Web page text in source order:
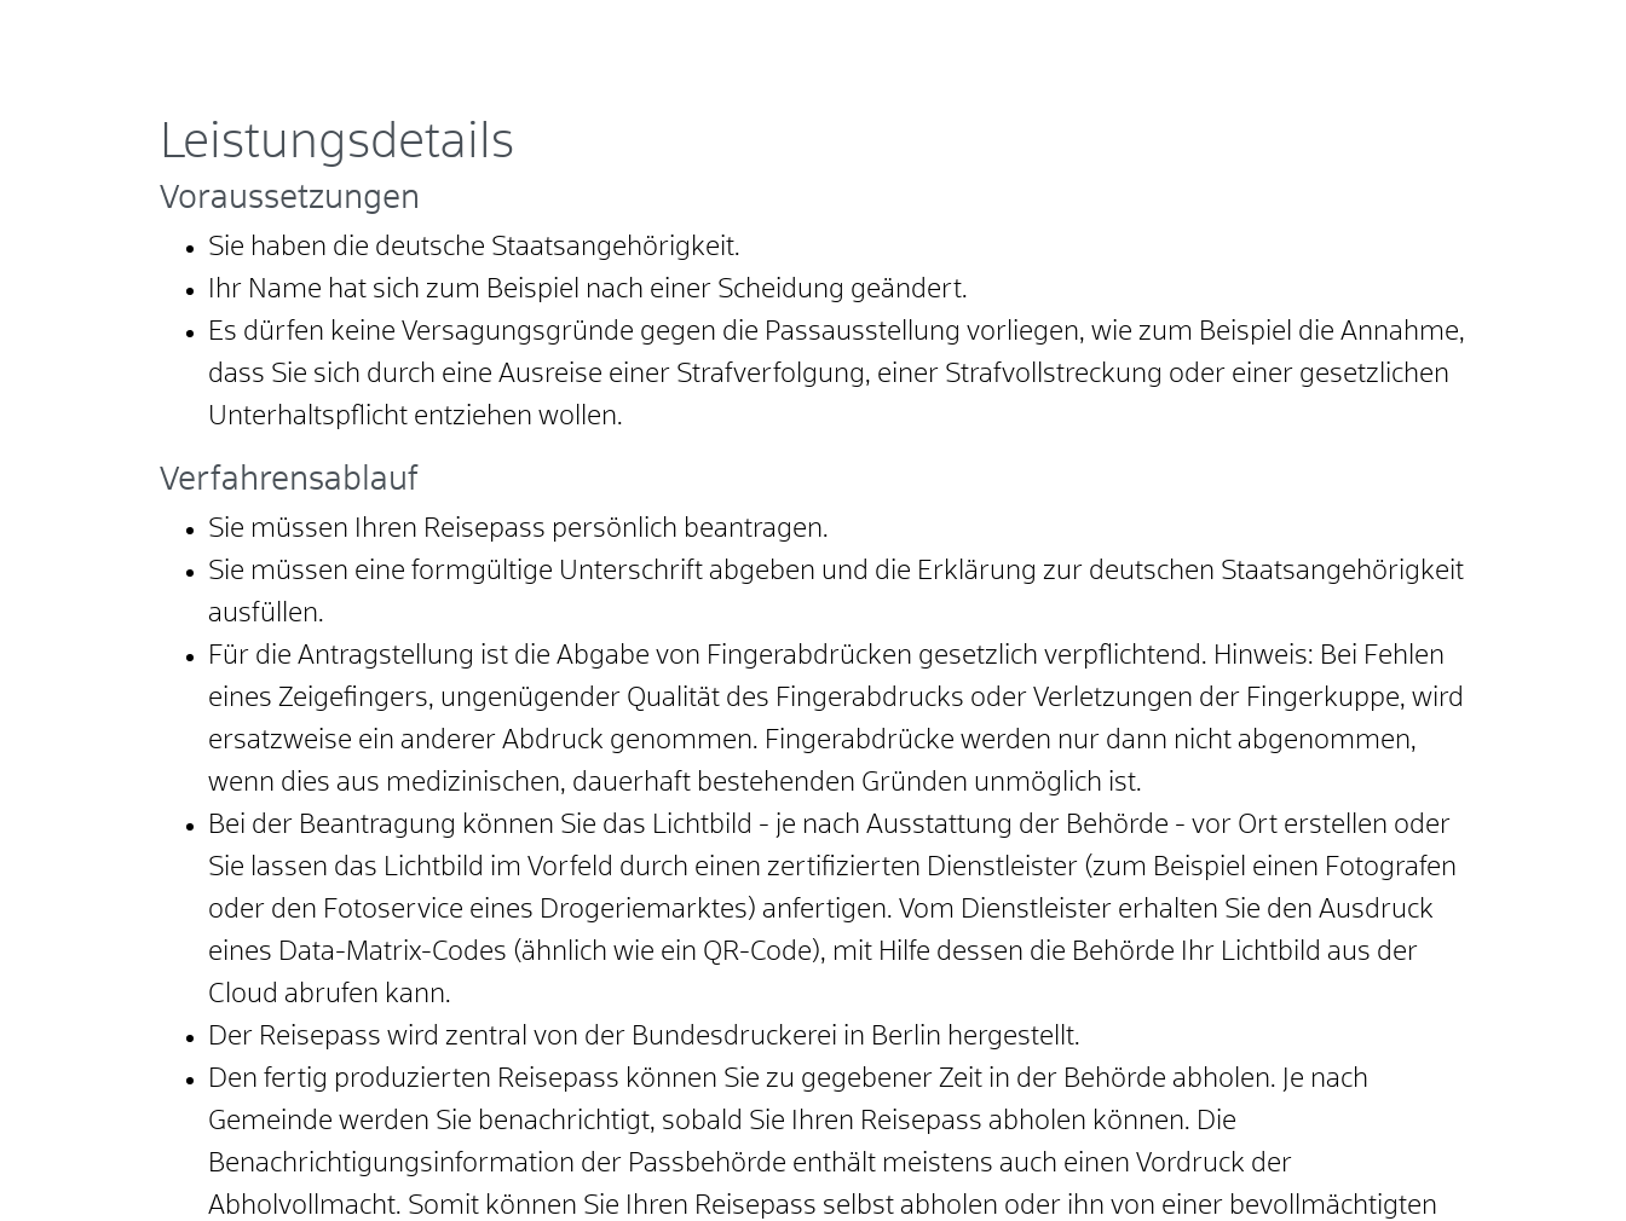
Leistungsdetails
Voraussetzungen
Sie haben die deutsche Staatsangehörigkeit.
Ihr Name hat sich zum Beispiel nach einer Scheidung geändert.
Es dürfen keine Versagungsgründe gegen die Passausstellung vorliegen, wie zum Beispiel die Annahme,
dass Sie sich durch eine Ausreise einer Strafverfolgung, einer Strafvollstreckung oder einer gesetzlichen
Unterhaltspflicht entziehen wollen.
Verfahrensablauf
Sie müssen Ihren Reisepass persönlich beantragen.
Sie müssen eine formgültige Unterschrift abgeben und die Erklärung zur deutschen Staatsangehörigkeit
ausfüllen.
Für die Antragstellung ist die Abgabe von Fingerabdrücken gesetzlich verpflichtend. Hinweis: Bei Fehlen
eines Zeigefingers, ungenügender Qualität des Fingerabdrucks oder Verletzungen der Fingerkuppe, wird
ersatzweise ein anderer Abdruck genommen. Fingerabdrücke werden nur dann nicht abgenommen,
wenn dies aus medizinischen, dauerhaft bestehenden Gründen unmöglich ist.
Bei der Beantragung können Sie das Lichtbild - je nach Ausstattung der Behörde - vor Ort erstellen oder
Sie lassen das Lichtbild im Vorfeld durch einen zertifizierten Dienstleister (zum Beispiel einen Fotografen
oder den Fotoservice eines Drogeriemarktes) anfertigen. Vom Dienstleister erhalten Sie den Ausdruck
eines Data-Matrix-Codes (ähnlich wie ein QR-Code), mit Hilfe dessen die Behörde Ihr Lichtbild aus der
Cloud abrufen kann.
Der Reisepass wird zentral von der Bundesdruckerei in Berlin hergestellt.
Den fertig produzierten Reisepass können Sie zu gegebener Zeit in der Behörde abholen. Je nach
Gemeinde werden Sie benachrichtigt, sobald Sie Ihren Reisepass abholen können. Die
Benachrichtigungsinformation der Passbehörde enthält meistens auch einen Vordruck der
Abholvollmacht. Somit können Sie Ihren Reisepass selbst abholen oder ihn von einer bevollmächtigten